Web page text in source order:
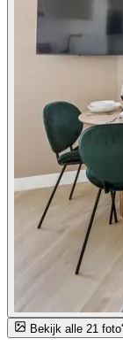
Bekijk alle 21